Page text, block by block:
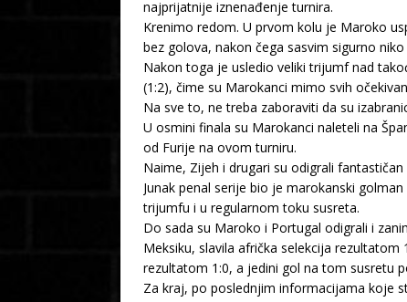
najprijatnije iznenađenje turnira.
Krenimo redom. U prvom kolu je Maroko
bez golova, nakon čega sasvim sigurno
Nakon toga je usledio veliki trijumf nad
(1:2), čime su Marokanci mimo svih
Na sve to, ne treba zaboraviti da su
U osmini finala su Marokanci naleteli na
od Furije na ovom turniru.
Naime, Zijeh i drugari su odigrali
Junak penal serije bio je marokanski
trijumfu i u regularnom toku susreta.
Do sada su Maroko i Portugal odigrali i
Meksiku, slavila afrička selekcija
rezultatom 1:0, a jedini gol na tom susretu
Za kraj, po poslednjim informacijama koje